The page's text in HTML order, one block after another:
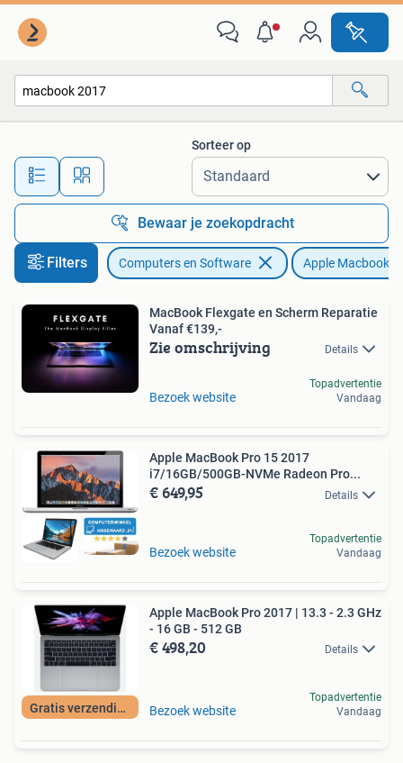
Alle afstanden…
Sorteer op
Bewaar je zoekopdracht
Filters Computers en Software Apple Macbooks
MacBook Flexgate en Scherm Reparatie
Vanaf €139,-
Zie omschrijving Details
Bezoek website
Topadvertentie
Vandaag
Apple MacBook Pro 15 2017
i7/16GB/500GB-NVMe Radeon Pro...
€ 649,95 Details
Bezoek website
Topadvertentie
Vandaag
Gratis verzending
Apple MacBook Pro 2017 | 13.3 - 2.3 GHz
- 16 GB - 512 GB
€ 498,20 Details
Bezoek website
Topadvertentie
Vandaag